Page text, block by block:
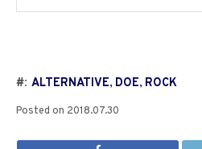
#: ALTERNATIVE, DOE, ROCK
Posted on 2018.07.30